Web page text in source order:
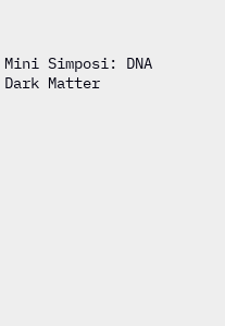
Mini Simposi: DNA
Dark Matter